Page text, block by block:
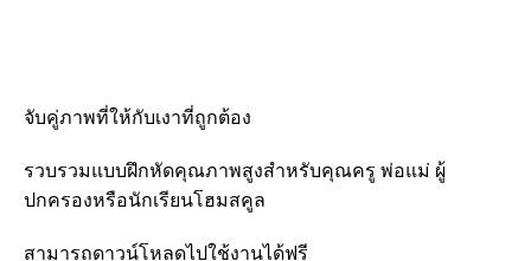
จับคู่ภาพที่ให้กับเงาที่ถูกต้อง
รวบรวมแบบฝึกหัดคุณภาพสูงสำหรับคุณครู พ่อแม่ ผู้
ปกครองหรือนักเรียนโฮมสคูล
สามารถดาวน์โหลดไปใช้งานได้ฟรี